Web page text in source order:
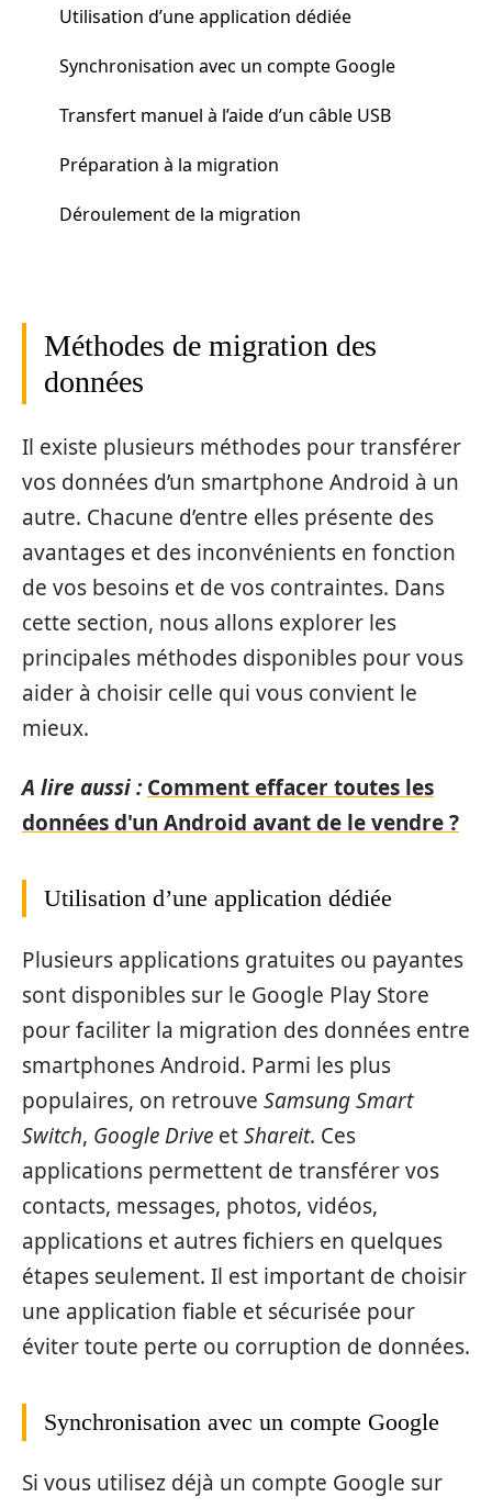
Utilisation d’une application dédiée
Synchronisation avec un compte Google
Transfert manuel à l’aide d’un câble USB
Préparation à la migration
Déroulement de la migration
Méthodes de migration des
données
Il existe plusieurs méthodes pour transférer
vos données d’un smartphone Android à un
autre. Chacune d’entre elles présente des
avantages et des inconvénients en fonction
de vos besoins et de vos contraintes. Dans
cette section, nous allons explorer les
principales méthodes disponibles pour vous
aider à choisir celle qui vous convient le
mieux.
A lire aussi : Comment effacer toutes les
données d'un Android avant de le vendre ?
Utilisation d’une application dédiée
Plusieurs applications gratuites ou payantes
sont disponibles sur le Google Play Store
pour faciliter la migration des données entre
smartphones Android. Parmi les plus
populaires, on retrouve Samsung Smart
Switch, Google Drive etShareit. Ces
applications permettent de transférer vos
contacts, messages, photos, vidéos,
applications et autres fichiers en quelques
étapes seulement. Il est important de choisir
une application fiable et sécurisée pour
éviter toute perte ou corruption de données.
Synchronisation avec un compte Google
Si vous utilisez déjà un compte Google sur